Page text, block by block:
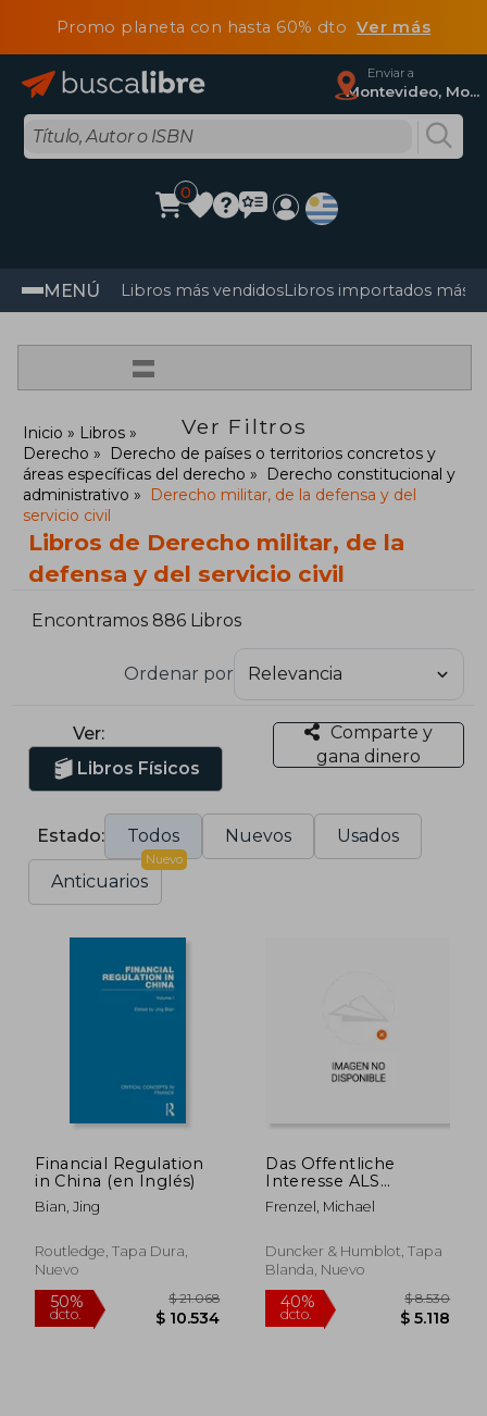
Promo planeta con hasta 60% dtoVer más
Enviar a
Montevideo, Montevideo
0
MENÚ Libros más vendidosLibros importados más
=
Ver Filtros
Inicio
Libros
Derecho
Derecho de países o territorios concretos y
áreas específicas del derecho
Derecho constitucional y
administrativo
Derecho militar, de la defensa y del
servicio civil
Libros de Derecho militar, de la
defensa y del servicio civil
Encontramos 886 Libros
Ordenar por
Ver:
Libros Físicos
Comparte y
gana dinero
Estado: Todos Nuevos Usados
Anticuarios
Nuevo
Financial Regulation
in China (en Inglés)
Bian, Jing
Routledge, Tapa Dura,
Nuevo
Das Offentliche
Interesse ALS
Voraussetzung Der
Enteignung (en
Frenzel, Michael
Duncker & Humblot, Tapa
Blanda, Nuevo